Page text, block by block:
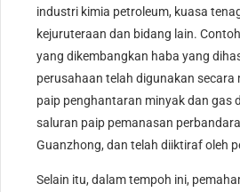
industri kimia petroleum, kuasa
kejuruteraan dan bidang lain.
yang dikembangkan haba yang
perusahaan telah digunakan secara
paip penghantaran minyak dan gas
saluran paip pemanasan
Guanzhong, dan telah diiktiraf oleh
Selain itu, dalam tempoh ini,